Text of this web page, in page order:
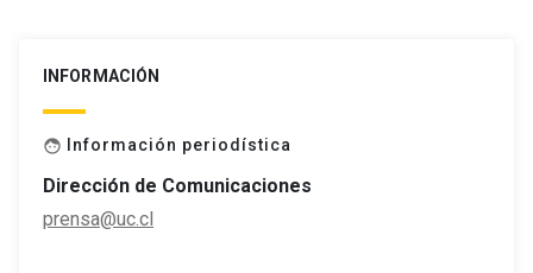
INFORMACIÓN
face Información periodística
Dirección de Comunicaciones
prensa@uc.cl